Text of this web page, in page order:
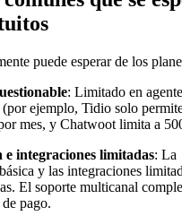
puede esperar de los
: Limitado en
ejemplo, Tidio solo
mes, y Chatwoot limita a
e integraciones limitadas: La
y las integraciones
El soporte multicanal
pago.